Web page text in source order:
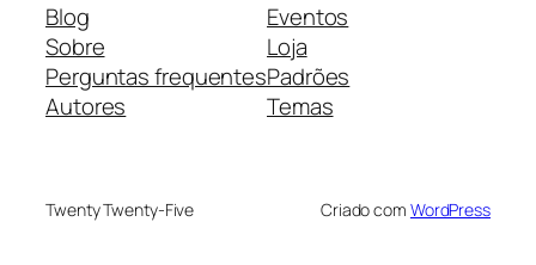
Blog
Sobre
Perguntas frequentes
Autores
Eventos
Loja
Padrões
Temas
Twenty Twenty-Five Criado com WordPress